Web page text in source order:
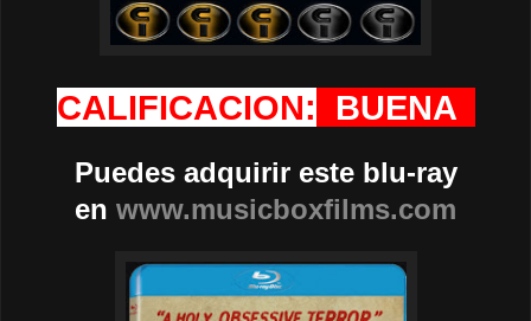
CALIFICACION: BUENA
Puedes adquirir este blu-ray
en www.musicboxfilms.com